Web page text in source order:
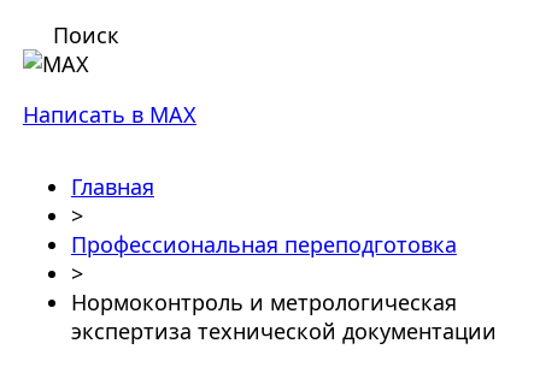
Поиск
Написать в MAX
Главная
>
Профессиональная переподготовка
>
Нормоконтроль и метрологическая
экспертиза технической документации